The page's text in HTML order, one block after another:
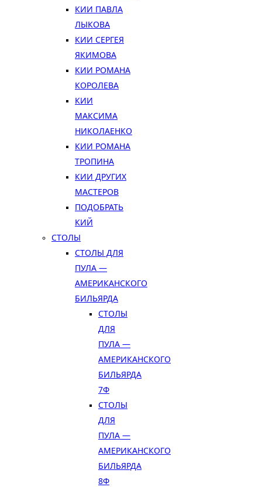
КИИ ПАВЛА
ЛЫКОВА
КИИ СЕРГЕЯ
ЯКИМОВА
КИИ РОМАНА
КОРОЛЕВА
КИИ
МАКСИМА
НИКОЛАЕНКО
КИИ РОМАНА
ТРОПИНА
КИИ ДРУГИХ
МАСТЕРОВ
ПОДОБРАТЬ
КИЙ
СТОЛЫ
СТОЛЫ ДЛЯ
ПУЛА —
АМЕРИКАНСКОГО
БИЛЬЯРДА
СТОЛЫ
ДЛЯ
ПУЛА —
АМЕРИКАНСКОГО
БИЛЬЯРДА
7Ф
СТОЛЫ
ДЛЯ
ПУЛА —
АМЕРИКАНСКОГО
БИЛЬЯРДА
8Ф